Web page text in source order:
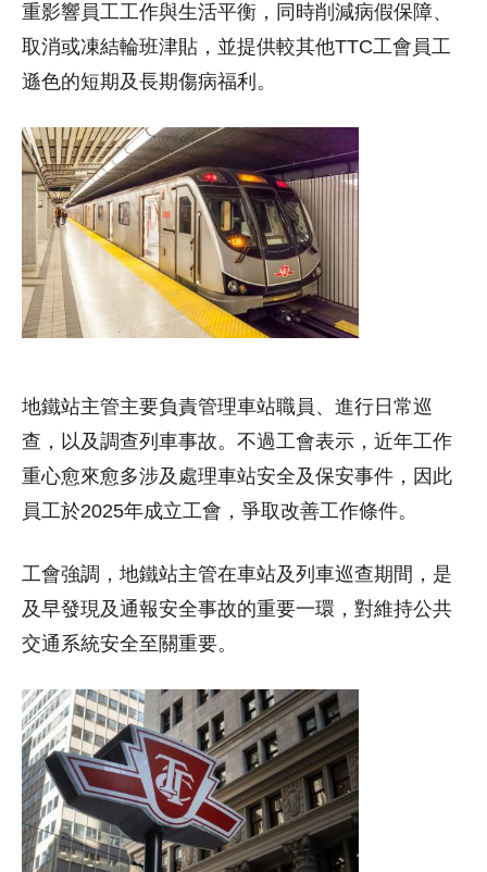
重影響員工工作與生活平衡，同時削減病假保障、
取消或凍結輪班津貼，並提供較其他TTC工會員工
遜色的短期及長期傷病福利。
地鐵站主管主要負責管理車站職員、進行日常巡
查，以及調查列車事故。不過工會表示，近年工作
重心愈來愈多涉及處理車站安全及保安事件，因此
員工於2025年成立工會，爭取改善工作條件。
工會強調，地鐵站主管在車站及列車巡查期間，是
及早發現及通報安全事故的重要一環，對維持公共
交通系統安全至關重要。